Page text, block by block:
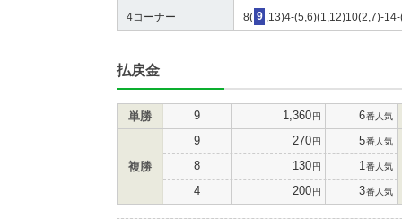
4コーナー 8( 9 ,13)4-(5,6)(1,12)10(2,7)-
払戻金
単勝 9 1,360円 6番人気
複勝
9 270円 5番人気
8 130円 1 番人気
4 200円 3番人気